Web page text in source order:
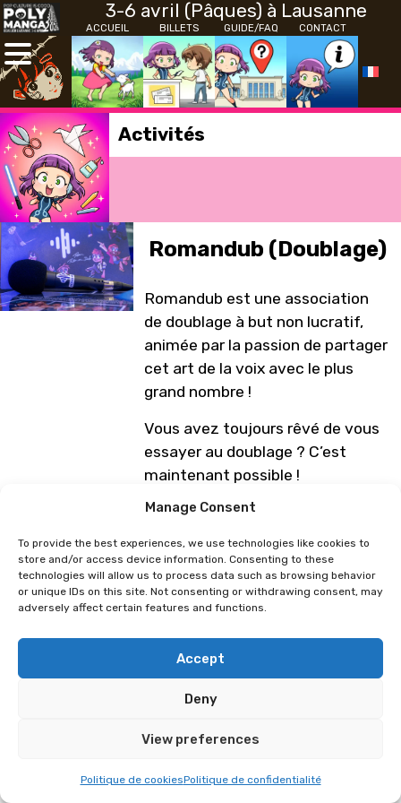
Manage Consent
To provide the best experiences, we use technologies like cookies to
store and/or access device information. Consenting to these
technologies will allow us to process data such as browsing behavior
or unique IDs on this site. Not consenting or withdrawing consent, may
adversely affect certain features and functions.
Accept
Deny
View preferences
Politique de cookiesPolitique de confidentialité
3-6 avril (Pâques) à Lausanne
ACCUEIL BILLETS GUIDE/FAQ CONTACT
Activités
Romandub (Doublage)
Romandub est une association
de doublage à but non lucratif,
animée par la passion de partager
cet art de la voix avec le plus
grand nombre !
Vous avez toujours rêvé de vous
essayer au doublage ? C’est
maintenant possible !
Seul, avec vos amis ou
venez sur notre stand rejouer des
scènes cultes de films, séries et
animés, grâce à des bandes
rythmo créées par nos soins.
Plongez dans l’univers fascinant
du doublage et découvrez le
artistique.
Et pour prolonger l’expérience,